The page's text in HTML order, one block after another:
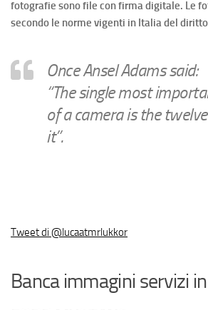
fotografie sono file con firma digitale. Le
secondo le norme vigenti in Italia del diritto
Once Ansel Adams said:
“The single most
of a camera is the
it”.
Tweet di @lucaatmrlukkor
Banca immagini servizi